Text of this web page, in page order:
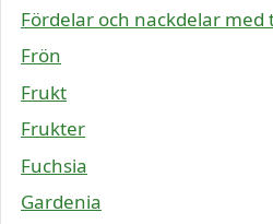
Fördelar och nackdelar
Frön
Frukt
Frukter
Fuchsia
Gardenia